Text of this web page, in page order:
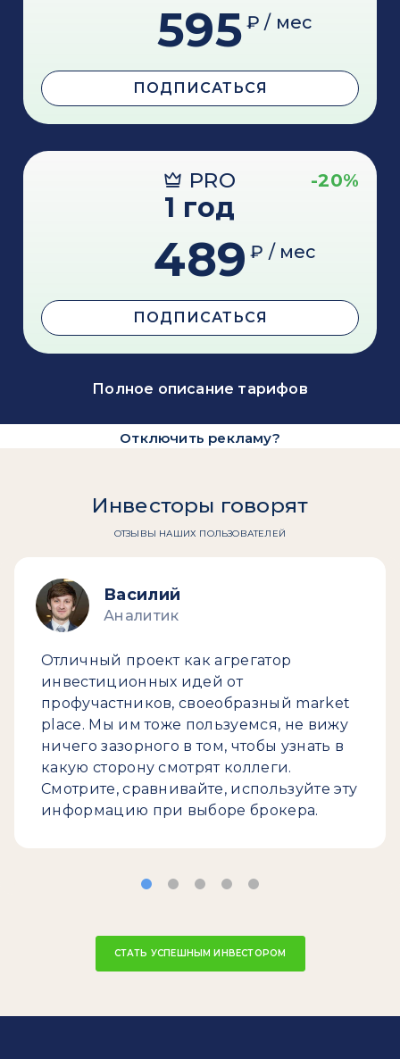
595 ₽ / мес
ПОДПИСАТЬСЯ
PRO -20%
1 год
489 ₽ / мес
ПОДПИСАТЬСЯ
Полное описание тарифов
Отключить рекламу?
Инвесторы говорят
ОТЗЫВЫ НАШИХ ПОЛЬЗОВАТЕЛЕЙ
Василий
Аналитик
Отличный проект как агрегатор
инвестиционных идей от
профучастников, своеобразный market
place. Мы им тоже пользуемся, не вижу
ничего зазорного в том, чтобы узнать в
какую сторону смотрят коллеги.
Смотрите, сравнивайте, используйте эту
информацию при выборе брокера.
СТАТЬ УСПЕШНЫМ ИНВЕСТОРОМ